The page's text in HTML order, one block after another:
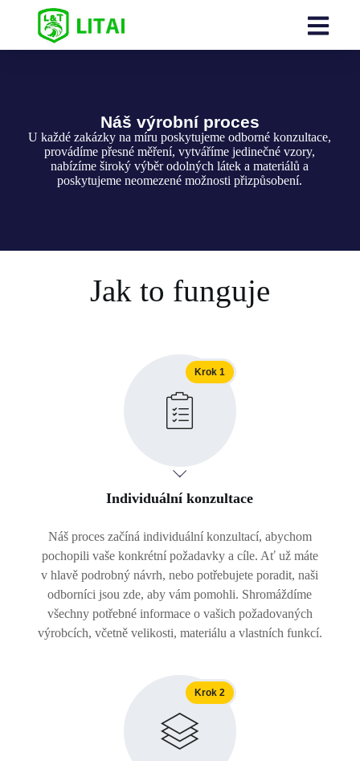
Náš výrobní proces
U každé zakázky na míru poskytujeme odborné konzultace,
provádíme přesné měření, vytváříme jedinečné vzory,
nabízíme široký výběr odolných látek a materiálů a
poskytujeme neomezené možnosti přizpůsobení.
Jak to funguje
Krok 1
Individuální konzultace
Náš proces začíná individuální konzultací, abychom
pochopili vaše konkrétní požadavky a cíle. Ať už máte
v hlavě podrobný návrh, nebo potřebujete poradit, naši
odborníci jsou zde, aby vám pomohli. Shromáždíme
všechny potřebné informace o vašich požadovaných
výrobcích, včetně velikosti, materiálu a vlastních funkcí.
Krok 2